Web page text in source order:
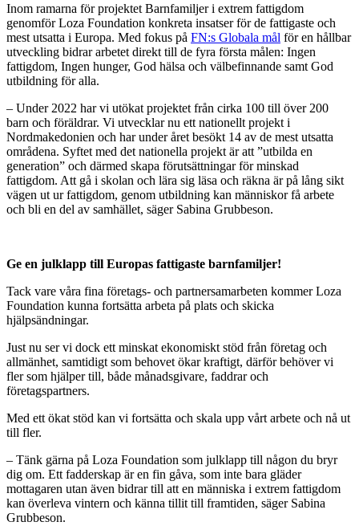
Inom ramarna för projektet Barnfamiljer i extrem fattigdom
genomför Loza Foundation konkreta insatser för de fattigaste och
mest utsatta i Europa. Med fokus på FN:s Globala mål för en hållbar
utveckling bidrar arbetet direkt till de fyra första målen: Ingen
fattigdom, Ingen hunger, God hälsa och välbefinnande samt God
utbildning för alla.
– Under 2022 har vi utökat projektet från cirka 100 till över 200
barn och föräldrar. Vi utvecklar nu ett nationellt projekt i
Nordmakedonien och har under året besökt 14 av de mest utsatta
områdena. Syftet med det nationella projekt är att ”utbilda en
generation” och därmed skapa förutsättningar för minskad
fattigdom. Att gå i skolan och lära sig läsa och räkna är på lång sikt
vägen ut ur fattigdom, genom utbildning kan människor få arbete
och bli en del av samhället, säger Sabina Grubbeson.
Ge en julklapp till Europas fattigaste barnfamiljer!
Tack vare våra fina företags- och partnersamarbeten kommer Loza
Foundation kunna fortsätta arbeta på plats och skicka
hjälpsändningar.
Just nu ser vi dock ett minskat ekonomiskt stöd från företag och
allmänhet, samtidigt som behovet ökar kraftigt, därför behöver vi
fler som hjälper till, både månadsgivare, faddrar och
företagspartners.
Med ett ökat stöd kan vi fortsätta och skala upp vårt arbete och nå ut
till fler.
– Tänk gärna på Loza Foundation som julklapp till någon du bryr
dig om. Ett fadderskap är en fin gåva, som inte bara gläder
mottagaren utan även bidrar till att en människa i extrem fattigdom
kan överleva vintern och känna tillit till framtiden, säger Sabina
Grubbeson.